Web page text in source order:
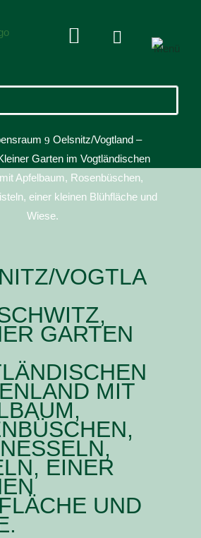
 
9 Oelsnitz/Vogtland –
Garten im Vogtländischen
Apfelbaum, Rosenbüschen,
einer kleinen Blühfläche und
Wiese.
VOGTLA
GARTEN
MIT
EINER
UND